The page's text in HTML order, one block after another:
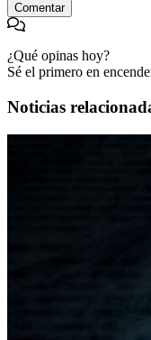
Comentar
¿Qué opinas hoy?
Sé el primero en
Noticias